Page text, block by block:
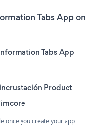
Tabs App on
Tabs App
Product
once you create your app